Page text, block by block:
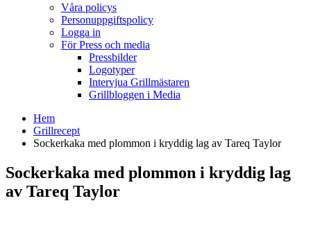
Våra policys
Personuppgiftspolicy
Logga in
För Press och media
Pressbilder
Logotyper
Intervjua Grillmästaren
Grillbloggen i Media
Hem
Grillrecept
Sockerkaka med plommon i kryddig lag av Tareq Taylor
Sockerkaka med plommon i kryddig lag
av Tareq Taylor